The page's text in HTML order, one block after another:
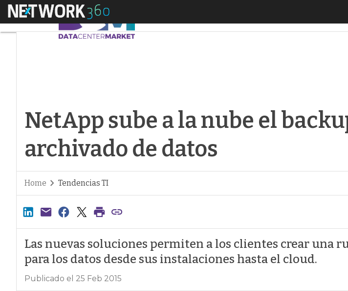
Menú
NetApp sube a la nube el
archivado de datos
Home Tendencias TI
Las nuevas soluciones permiten a los clientes crear una
para los datos desde sus instalaciones hasta el cloud.
Publicado el 25 Feb 2015